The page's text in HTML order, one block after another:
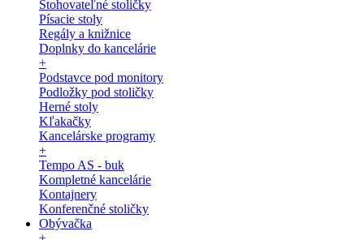
Stohovateľné stoličky
Písacie stoly
Regály a knižnice
Doplnky do kancelárie
+
Podstavce pod monitory
Podložky pod stoličky
Herné stoly
Kľakačky
Kancelárske programy
+
Tempo AS - buk
Kompletné kancelárie
Kontajnery
Konferenčné stoličky
Obývačka